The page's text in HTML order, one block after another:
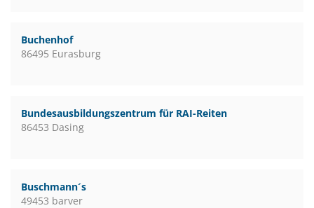
Buchenhof
86495 Eurasburg
Bundesausbildungszentrum für RAI-Reiten
86453 Dasing
Buschmann´s
49453 barver